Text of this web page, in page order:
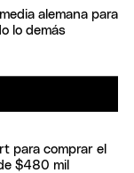
alemana para
lo demás
para comprar el
$480 mil